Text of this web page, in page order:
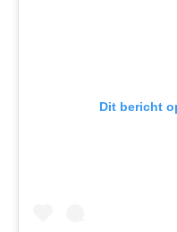
Dit bericht